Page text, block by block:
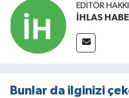
EDITÖR
İHLAS
Bunlar da ilginizi